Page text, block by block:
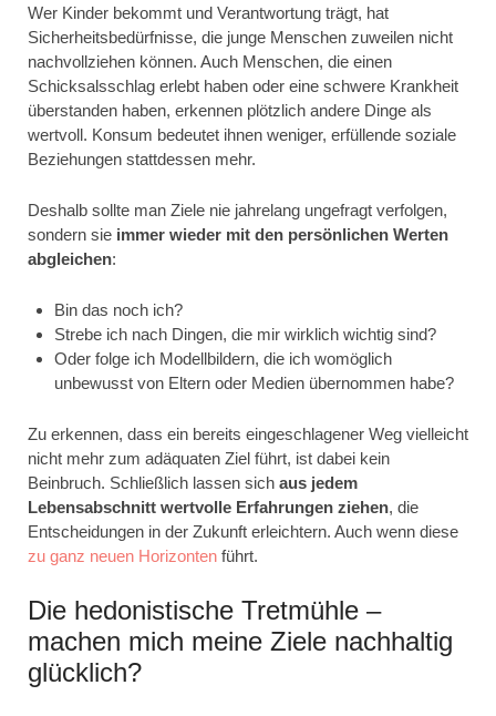
Wer Kinder bekommt und Verantwortung trägt, hat
Sicherheitsbedürfnisse, die junge Menschen zuweilen nicht
nachvollziehen können. Auch Menschen, die einen
Schicksalsschlag erlebt haben oder eine schwere Krankheit
überstanden haben, erkennen plötzlich andere Dinge als
wertvoll. Konsum bedeutet ihnen weniger, erfüllende soziale
Beziehungen stattdessen mehr.
Deshalb sollte man Ziele nie jahrelang ungefragt verfolgen,
sondern sie immer wieder mit den persönlichen Werten
abgleichen:
Bin das noch ich?
Strebe ich nach Dingen, die mir wirklich wichtig sind?
Oder folge ich Modellbildern, die ich womöglich
unbewusst von Eltern oder Medien übernommen habe?
Zu erkennen, dass ein bereits eingeschlagener Weg vielleicht
nicht mehr zum adäquaten Ziel führt, ist dabei kein
Beinbruch. Schließlich lassen sich aus jedem
Lebensabschnitt wertvolle Erfahrungen ziehen, die
Entscheidungen in der Zukunft erleichtern. Auch wenn diese
zu ganz neuen Horizonten führt.
Die hedonistische Tretmühle –
machen mich meine Ziele nachhaltig
glücklich?